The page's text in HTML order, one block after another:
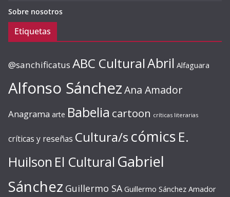
Sobre nosotros
Etiquetas
@sanchificatus ABC CulturalAbril Alfaguara
Alfonso SánchezAna Amador
Anagrama arte Babelia cartoon críticas literarias
críticas y reseñas Cultura/s cómics E.
Huilson El Cultural Gabriel
Sánchez Guillermo SA Guillermo Sánchez Amador